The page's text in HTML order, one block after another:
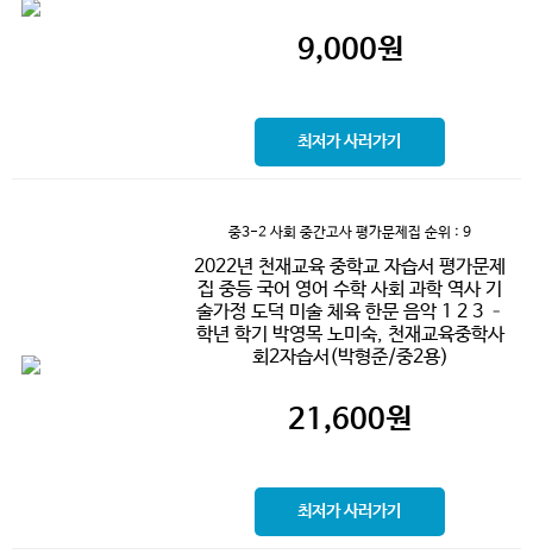
9,000원
최저가 사러가기
중3-2 사회 중간고사 평가문제집 순위 : 9
2022년 천재교육 중학교 자습서 평가문제
집 중등 국어 영어 수학 사회 과학 역사 기
술가정 도덕 미술 체육 한문 음악 1 2 3 –
학년 학기 박영목 노미숙, 천재교육중학사
회2자습서(박형준/중2용)
21,600원
최저가 사러가기